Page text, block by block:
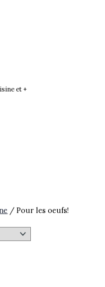
et +
/ Pour les oeufs!